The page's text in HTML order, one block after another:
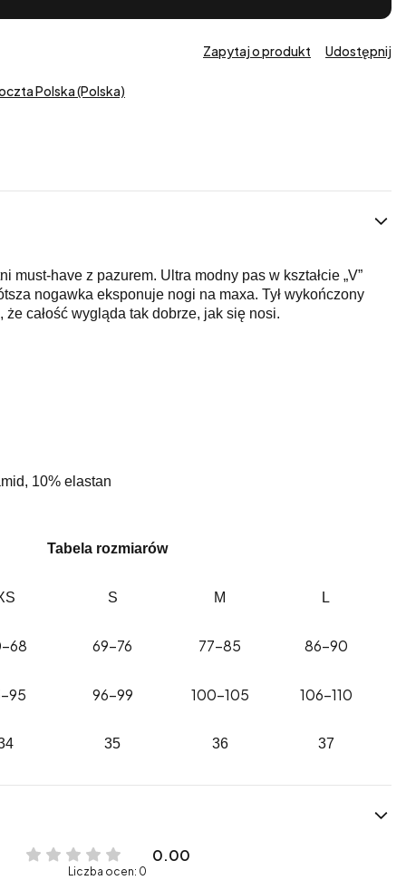
Zapytaj o produkt Udostępnij
Polska (Polska)
must-have z pazurem. Ultra modny pas w kształcie „V”
nogawka eksponuje nogi na maxa. Tył wykończony
całość wygląda tak dobrze, jak się nosi.
10% elastan
Tabela rozmiarów
S M L
68 69-76 77-85 86-90
95 96-99 100-105 106-110
35 36 37
0.00
Liczba ocen: 0